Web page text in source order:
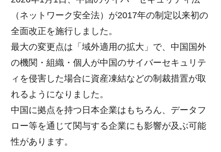
（ネットワーク安全法）が2017年の制定以来初の
全面改正を施行しました。
最大の変更点は「域外適用の拡大」で、中国国外
の機関・組織・個人が中国のサイバーセキュリテ
ィを侵害した場合に資産凍結などの制裁措置が取
れるようになりました。
中国に拠点を持つ日本企業はもちろん、データフ
ロー等を通じて関与する企業にも影響が及ぶ可能
性があります。